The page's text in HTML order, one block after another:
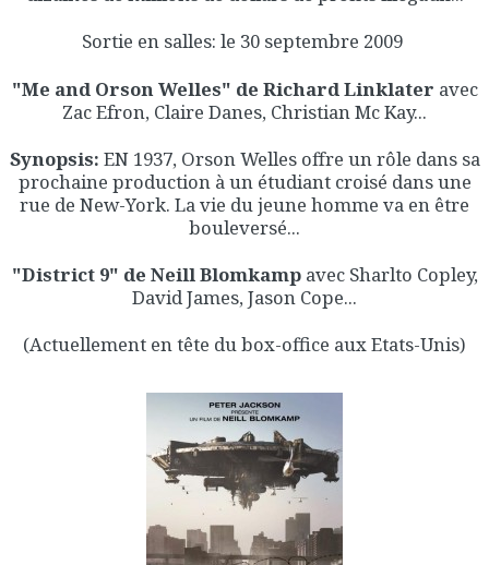
Sortie en salles: le 30 septembre 2009
"Me and Orson Welles" de Richard Linklater avec
Zac Efron, Claire Danes, Christian Mc Kay...
Synopsis: EN 1937, Orson Welles offre un rôle dans sa
prochaine production à un étudiant croisé dans une
rue de New-York. La vie du jeune homme va en être
bouleversé...
"District 9" de Neill Blomkampavec Sharlto Copley,
David James, Jason Cope...
(Actuellement en tête du box-office aux Etats-Unis)